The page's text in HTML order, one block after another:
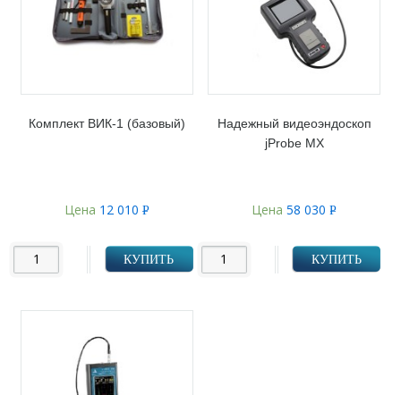
Комплект ВИК-1 (базовый)
Цена 12 010 Р
КУПИТЬ
Надежный видеоэндоскоп
jProbe MX
Цена58 030Р
КУПИТЬ